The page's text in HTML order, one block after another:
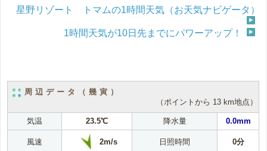
星野リゾート トマムの1時間天気（お天気ナビゲータ）
1時間天気が10日先までにパワーアップ！
周辺データ（幾寅）
（ポイントから 13 km地点）
気温 23.5℃ 降水量 0.0mm
風速 2m/s 日照時間 0分